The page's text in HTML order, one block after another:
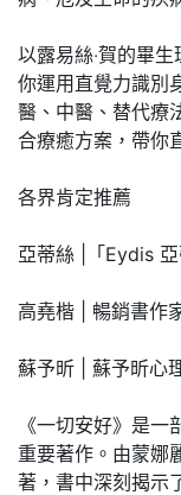
以露易絲‧賀的畢
你運用直覺力識別
醫、中醫、替代療
合療癒方案，帶你
各界肯定推薦
亞蒂絲 |「Eydis
高堯楷 | 暢銷書作
蘇予昕 | 蘇予昕心
《一切安好》是
重要著作。由蒙娜
著，書中深刻揭示